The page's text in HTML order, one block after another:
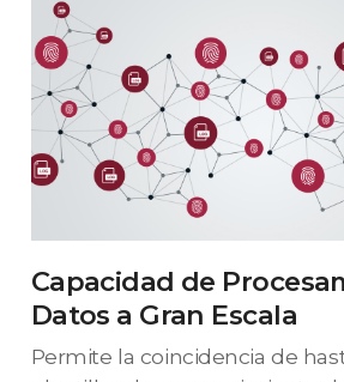
Capacidad de
Datos a Gran Escala
Permite la coincidencia de